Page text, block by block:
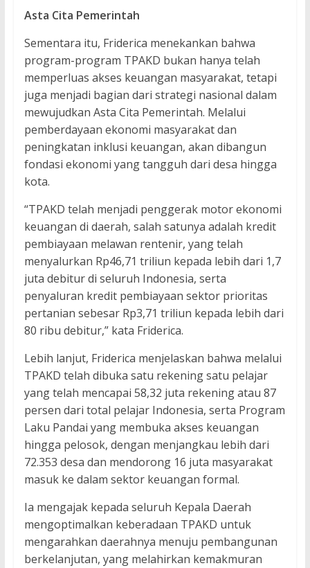
Asta Cita Pemerintah
Sementara itu, Friderica menekankan bahwa
program-program TPAKD bukan hanya telah
memperluas akses keuangan masyarakat, tetapi
juga menjadi bagian dari strategi nasional dalam
mewujudkan Asta Cita Pemerintah. Melalui
pemberdayaan ekonomi masyarakat dan
peningkatan inklusi keuangan, akan dibangun
fondasi ekonomi yang tangguh dari desa hingga
kota.
“TPAKD telah menjadi penggerak motor ekonomi
keuangan di daerah, salah satunya adalah kredit
pembiayaan melawan rentenir, yang telah
menyalurkan Rp46,71 triliun kepada lebih dari 1,7
juta debitur di seluruh Indonesia, serta
penyaluran kredit pembiayaan sektor prioritas
pertanian sebesar Rp3,71 triliun kepada lebih dari
80 ribu debitur,” kata Friderica.
Lebih lanjut, Friderica menjelaskan bahwa melalui
TPAKD telah dibuka satu rekening satu pelajar
yang telah mencapai 58,32 juta rekening atau 87
persen dari total pelajar Indonesia, serta Program
Laku Pandai yang membuka akses keuangan
hingga pelosok, dengan menjangkau lebih dari
72.353 desa dan mendorong 16 juta masyarakat
masuk ke dalam sektor keuangan formal.
Ia mengajak kepada seluruh Kepala Daerah
mengoptimalkan keberadaan TPAKD untuk
mengarahkan daerahnya menuju pembangunan
berkelanjutan, yang melahirkan kemakmuran